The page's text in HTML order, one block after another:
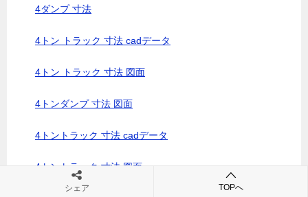
4ダンプ 寸法
4トン トラック 寸法 cadデータ
4トン トラック 寸法 図面
4トンダンプ 寸法 図面
4トントラック 寸法 cadデータ
4トントラック 寸法 図面
シェア TOPへ